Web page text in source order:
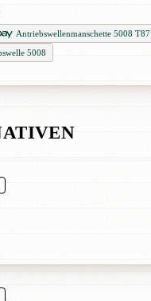
Antriebswellenmanschette 5008 T87
5008